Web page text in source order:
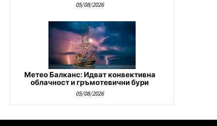
05/08/2026
Метео Балканс: Идват конвективна
облачност и гръмотевични бури
05/08/2026